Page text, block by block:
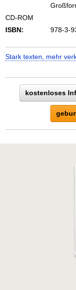
CD-ROM
ISBN:
978-3-
Stark texten, mehr
kostenloses